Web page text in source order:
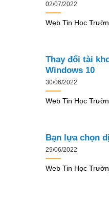
02/07/2022
Web Tin Học
Thay đổi tài
Windows 10
30/06/2022
Web Tin Học
Bạn lựa chọn
29/06/2022
Web Tin Học